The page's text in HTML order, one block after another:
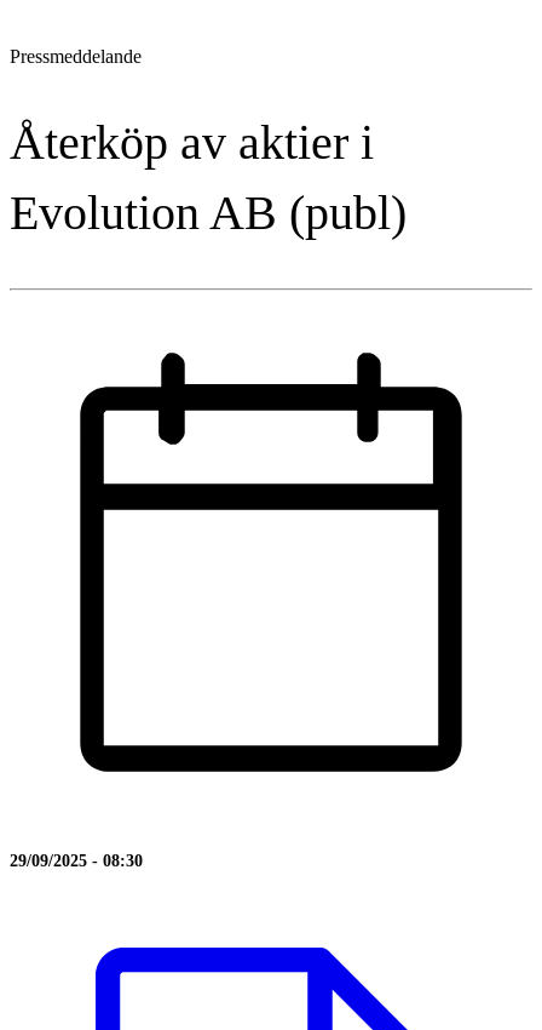
Pressmeddelande
Återköp av aktier i
Evolution AB (publ)
29/09/2025 - 08:30